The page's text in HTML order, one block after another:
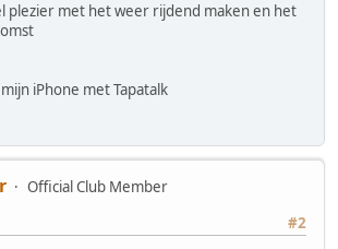
plezier met het weer rijdend maken en het
iPhone met Tapatalk
Official Club Member
#2